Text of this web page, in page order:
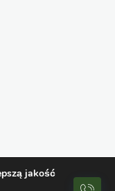
by ThemeGrill. Powered by
jakość